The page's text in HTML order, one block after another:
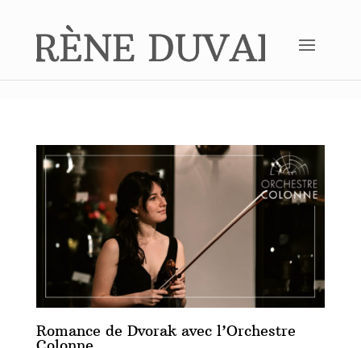
Romance de Dvorak avec l’Orchestre